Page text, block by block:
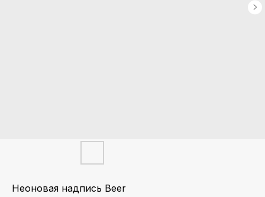
Неоновая надпись Beer